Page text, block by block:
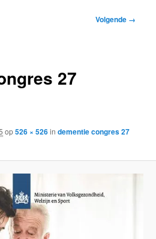
Volgende →
27
op526 × 526indementie congres 27